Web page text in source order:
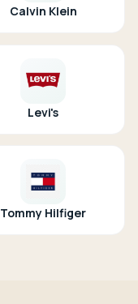
Calvin Klein
Levi's
Tommy Hilfiger